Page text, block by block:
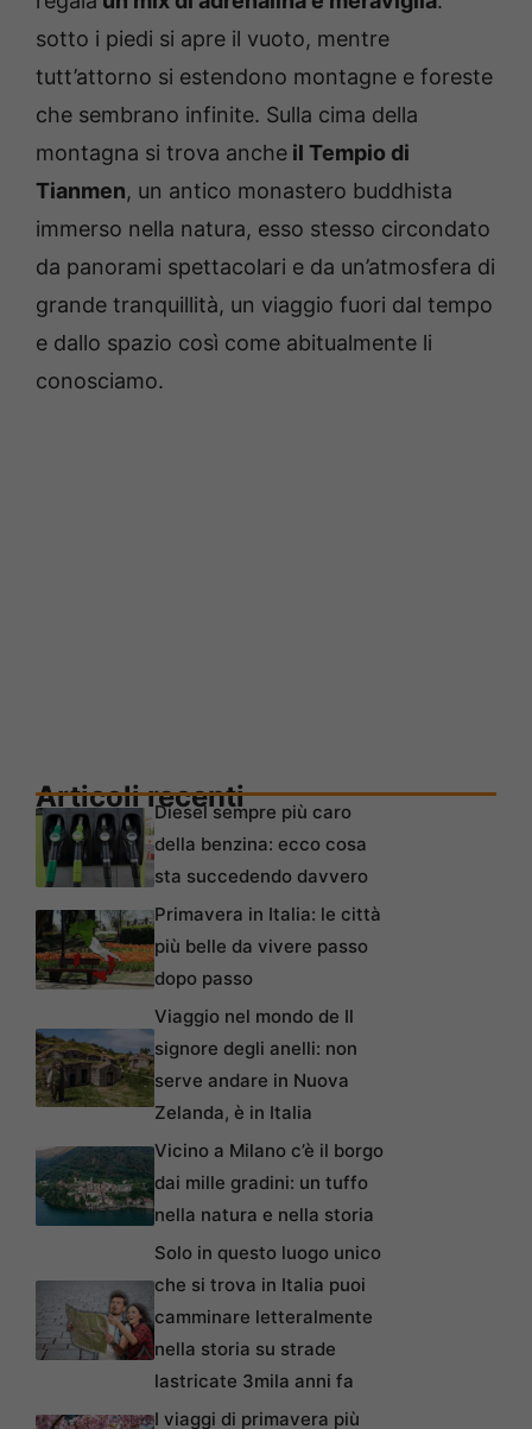
sotto i piedi si apre il vuoto, mentre
tutt’attorno si estendono montagne e foreste
che sembrano infinite. Sulla cima della
montagna si trova anche il Tempio di
Tianmen, un antico monastero buddhista
immerso nella natura, esso stesso circondato
da panorami spettacolari e da un’atmosfera di
grande tranquillità, un viaggio fuori dal tempo
e dallo spazio così come abitualmente li
conosciamo.
Articoli recentiDiesel sempre più caro
della benzina: ecco cosa
sta succedendo davvero
Primavera in Italia: le città
più belle da vivere passo
dopo passo
Viaggio nel mondo de Il
signore degli anelli: non
serve andare in Nuova
Zelanda, è in Italia
Vicino a Milano c’è il borgo
dai mille gradini: un tuffo
nella natura e nella storia
Solo in questo luogo unico
che si trova in Italia puoi
camminare letteralmente
nella storia su strade
lastricate 3mila anni fa
I viaggi di primavera più